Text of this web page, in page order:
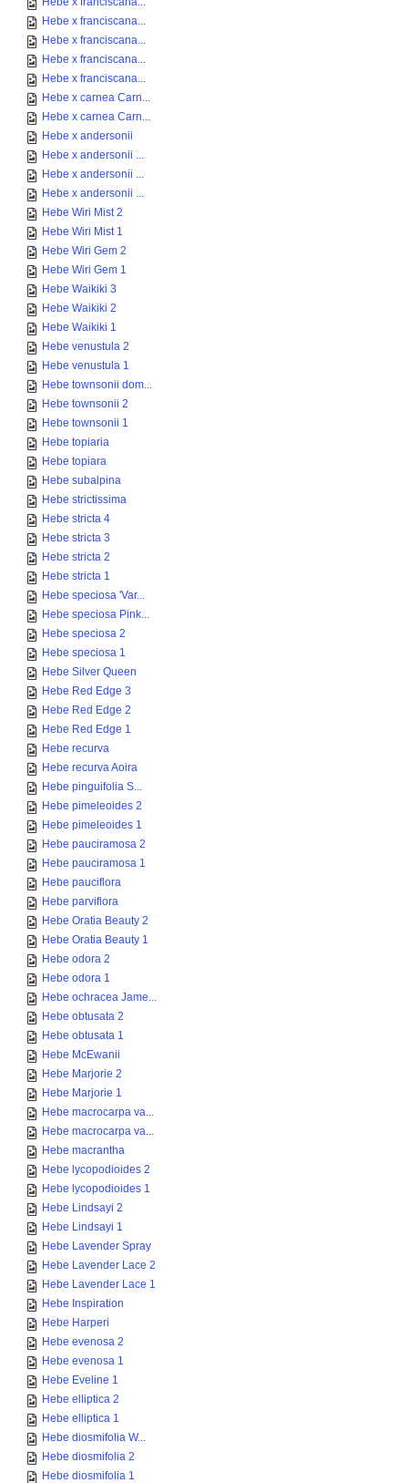
Hebe x franciscana...
Hebe x franciscana...
Hebe x franciscana...
Hebe x franciscana...
Hebe x carnea Carn...
Hebe x carnea Carn...
Hebe x andersonii
Hebe x andersonii ...
Hebe x andersonii ...
Hebe x andersonii ...
Hebe Wiri Mist 2
Hebe Wiri Mist 1
Hebe Wiri Gem 2
Hebe Wiri Gem 1
Hebe Waikiki 3
Hebe Waikiki 2
Hebe Waikiki 1
Hebe venustula 2
Hebe venustula 1
Hebe townsonii dom...
Hebe townsonii 2
Hebe townsonii 1
Hebe topiaria
Hebe topiara
Hebe subalpina
Hebe strictissima
Hebe stricta 4
Hebe stricta 3
Hebe stricta 2
Hebe stricta 1
Hebe speciosa 'Var...
Hebe speciosa Pink...
Hebe speciosa 2
Hebe speciosa 1
Hebe Silver Queen
Hebe Red Edge 3
Hebe Red Edge 2
Hebe Red Edge 1
Hebe recurva
Hebe recurva Aoira
Hebe pinguifolia S...
Hebe pimeleoides 2
Hebe pimeleoides 1
Hebe pauciramosa 2
Hebe pauciramosa 1
Hebe pauciflora
Hebe parviflora
Hebe Oratia Beauty 2
Hebe Oratia Beauty 1
Hebe odora 2
Hebe odora 1
Hebe ochracea Jame...
Hebe obtusata 2
Hebe obtusata 1
Hebe McEwanii
Hebe Marjorie 2
Hebe Marjorie 1
Hebe macrocarpa va...
Hebe macrocarpa va...
Hebe macrantha
Hebe lycopodioides 2
Hebe lycopodioides 1
Hebe Lindsayi 2
Hebe Lindsayi 1
Hebe Lavender Spray
Hebe Lavender Lace 2
Hebe Lavender Lace 1
Hebe Inspiration
Hebe Harperi
Hebe evenosa 2
Hebe evenosa 1
Hebe Eveline 1
Hebe elliptica 2
Hebe elliptica 1
Hebe diosmifolia W...
Hebe diosmifolia 2
Hebe diosmifolia 1